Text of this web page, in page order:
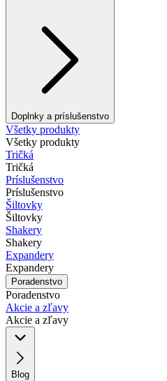
Doplnky a príslušenstvo
Všetky produkty
Všetky produkty
Tričká
Tričká
Príslušenstvo
Príslušenstvo
Šiltovky
Šiltovky
Shakery
Shakery
Expandery
Expandery
Poradenstvo
Poradenstvo
Akcie a zľavy
Akcie a zľavy
Blog